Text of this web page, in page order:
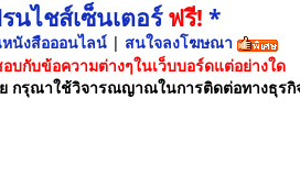
นไชส์เซ็นเตอร์ฟรี! *
นังสือออนไลน์ | สนใจลงโฆษณา
กับข้อความต่างๆในเว็บบอร์ดแต่อย่างใด
กรุณาใช้วิจารณญาณในการติดต่อทางธุรกิ